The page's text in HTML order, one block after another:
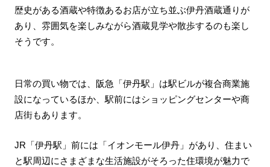
歴史がある酒蔵や特徴あるお店が立ち並ぶ伊丹酒蔵通りが
あり、雰囲気を楽しみながら酒蔵見学や散歩するのも楽し
そうです。
日常の買い物では、阪急「伊丹駅」は駅ビルが複合商業施
設になっているほか、駅前にはショッピングセンターや商
店街もあります。
JR「伊丹駅」前には「イオンモール伊丹」があり、住まい
と駅周辺にさまざまな生活施設がそろった住環境が魅力で